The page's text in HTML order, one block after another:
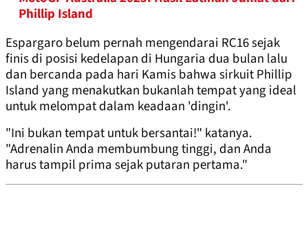
Phillip Island
Espargaro belum pernah mengendarai RC16 sejak
finis di posisi kedelapan di Hungaria dua bulan lalu
dan bercanda pada hari Kamis bahwa sirkuit Phillip
Island yang menakutkan bukanlah tempat yang ideal
untuk melompat dalam keadaan 'dingin'.
"Ini bukan tempat untuk bersantai!" katanya.
"Adrenalin Anda membumbung tinggi, dan Anda
harus tampil prima sejak putaran pertama."